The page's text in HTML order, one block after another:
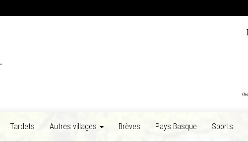
Tardets Autres villages Brèves Pays Basque Sports